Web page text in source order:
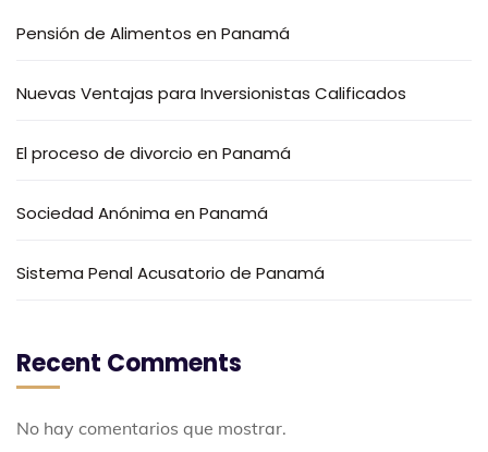
Pensión de Alimentos en Panamá
Nuevas Ventajas para Inversionistas Calificados
El proceso de divorcio en Panamá
Sociedad Anónima en Panamá
Sistema Penal Acusatorio de Panamá
Recent Comments
No hay comentarios que mostrar.